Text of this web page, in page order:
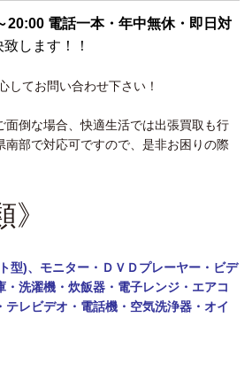
20:00 電話一本・年中無休・即日対
します！！
してお問い合わせ下さい！
倒な場合、快適生活では出張買取も行
部で対応可ですので、是非お困りの際
型)、モニター・ ＤＶＤプレーヤー・ビデ
・洗濯機・炊飯器・電子レンジ・エアコ
レビデオ・電話機・ 空気洗浄器・オイ